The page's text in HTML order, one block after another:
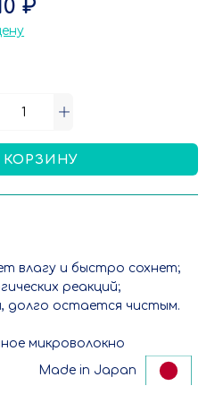
влагу и быстро сохнет;
реакций;
долго остается чистым.
микроволокно
Made in Japan
₽
КОРЗИНУ